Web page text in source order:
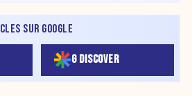
SUR GOOGLE
G DISCOVER